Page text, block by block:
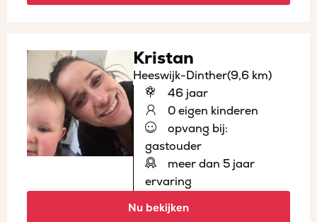
Kristan
Heeswijk-Dinther(9,6 km)
46 jaar
0 eigen kinderen
opvang bij:
gastouder
meer dan 5 jaar
ervaring
Nu bekijken